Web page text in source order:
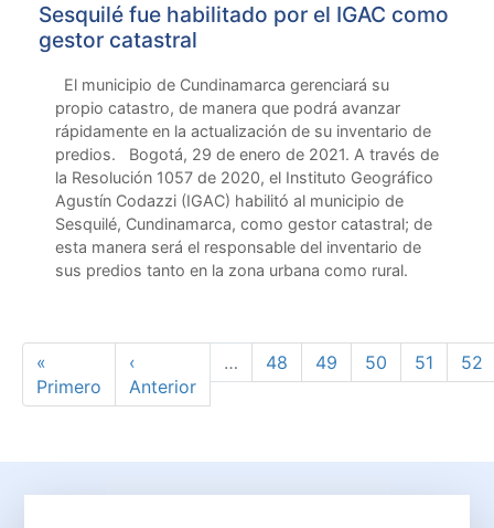
Sesquilé fue habilitado por el IGAC como
gestor catastral
El municipio de Cundinamarca gerenciará su
propio catastro, de manera que podrá avanzar
rápidamente en la actualización de su inventario de
predios. Bogotá, 29 de enero de 2021. A través de
la Resolución 1057 de 2020, el Instituto Geográfico
Agustín Codazzi (IGAC) habilitó al municipio de
Sesquilé, Cundinamarca, como gestor catastral; de
esta manera será el responsable del inventario de
sus predios tanto en la zona urbana como rural.
Primera página
«
Primero
Página anterior
‹
Anterior
… Page
48 Page
49 Page
50 Page
51 52